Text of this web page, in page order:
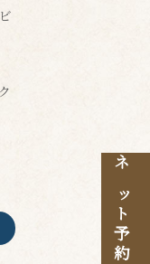
ネット予約